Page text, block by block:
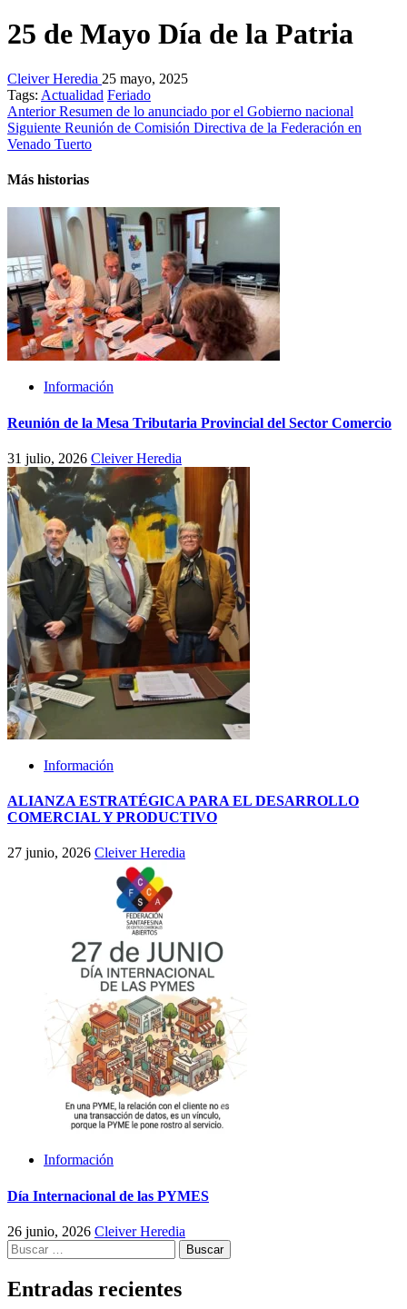
25 de Mayo Día de la Patria
Cleiver Heredia 25 mayo, 2025
Tags: Actualidad Feriado
Post
navigation
AnteriorResumen de lo anunciado por el Gobierno nacional
Siguiente Reunión de Comisión Directiva de la Federación en
Venado Tuerto
Más historias
Información
Reunión de la Mesa Tributaria Provincial del Sector Comercio
31 julio, 2026 Cleiver Heredia
Información
ALIANZA ESTRATÉGICA PARA EL DESARROLLO
COMERCIAL Y PRODUCTIVO
27 junio, 2026 Cleiver Heredia
Información
Día Internacional de las PYMES
26 junio, 2026 Cleiver Heredia
Buscar:
Entradas recientes